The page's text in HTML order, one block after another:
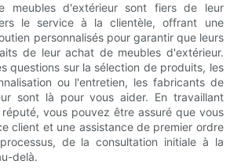
meubles d'extérieur sont fiers de leur
le service à la clientèle, offrant une
personnalisés pour garantir que leurs
de leur achat de meubles d'extérieur.
questions sur la sélection de produits, les
ou l'entretien, les fabricants de
sont là pour vous aider. En travaillant
vous pouvez être assuré que vous
client et une assistance de premier ordre
de la consultation initiale à la
delà.